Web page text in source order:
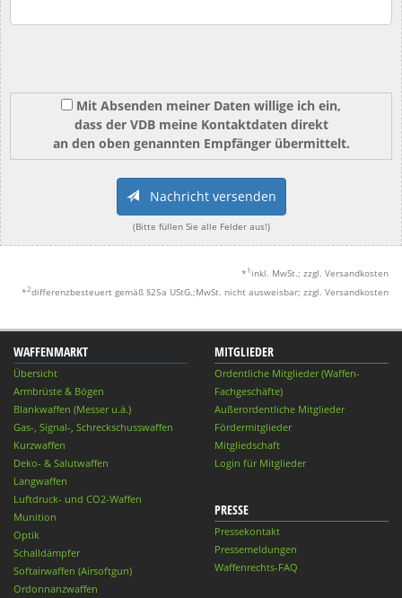
Mit Absenden meiner Daten willige ich ein,
dass der VDB meine Kontaktdaten direkt
an den oben genannten Empfänger übermittelt.
Nachricht versenden
(Bitte füllen Sie alle Felder aus!)
* 1 inkl. MwSt.; zzgl. Versandkosten
*2differenzbesteuert gemäß §25a UStG.;MwSt. nicht ausweisbar; zzgl. Versandkosten
WAFFENMARKT
Übersicht
Armbrüste & Bögen
Blankwaffen (Messer u.ä.)
Gas-, Signal-, Schreckschusswaffen
Kurzwaffen
Deko- & Salutwaffen
Langwaffen
Luftdruck- und CO2-Waffen
Munition
Optik
Schalldämpfer
Softairwaffen (Airsoftgun)
Ordonnanzwaffen
MITGLIEDER
Ordentliche Mitglieder (Waffen-
Fachgeschäfte)
Außerordentliche Mitglieder
Fördermitglieder
Mitgliedschaft
Login für Mitglieder
PRESSE
Pressekontakt
Pressemeldungen
Waffenrechts-FAQ